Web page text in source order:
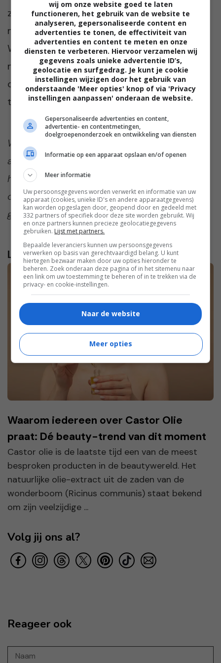
zitten. Zo kan ik uren blijven liggen en ik voel
me daarnaast weer echt als herboren.
Wakker blijven totdat Ward weer thuis is lukt
mij dan meestal niet. Na een lang en
ontspannen bad ben ik klaar om mijn bed in
te gaan en ben ik altijd meteen weg.
Wat zijn dingen die jij leuk vind om te doen
als je een avondje alleen thuis bent? Ik ben
heel benieuwd! Praat met ons mee in de
comments onder dit artikel. Vinden we
gezellig!
Lees verder...
Waarom iedereen over Castor Olie
praat: Dé beauty-trend van dit moment
Castor olie is de laatste tijd een van de meest
besproken producten in de beautywereld. Het
natuurlijke olie-extract uit de zaden van de
wonderboom (Ricinus communis) staat bekend
om zijn veelzijdige ...
Volg jij ons al?
Reageer ook
wij om onze website goed te laten
functioneren, het gebruik van de website te
analyseren, gepersonaliseerde content en
advertenties te tonen, de effectiviteit van
advertenties en content te meten en onze
diensten te verbeteren. Hiervoor verzamelen wij
gegevens zoals unieke advertentie ID’s,
geolocatie en surfgedrag. Je kunt je cookie
instellingen wijzigen door het gebruik van
onderstaande 'Meer opties' knop of via 'Privacy
instellingen aanpassen' onderaan de website.
Gepersonaliseerde advertenties en content,
advertentie- en contentmetingen,
doelgroepenonderzoek en ontwikkeling van diensten
Informatie op een apparaat opslaan en/of openen
Meer informatie
Uw persoonsgegevens worden verwerkt en informatie van uw
apparaat (cookies, unieke ID's en andere apparaatgegevens)
kan worden opgeslagen door, geopend door en gedeeld met
332 partners of specifiek door deze site worden gebruikt. Wij
en onze partners kunnen precieze geolocatiegegevens
gebruiken. Lijst met partners.
Bepaalde leveranciers kunnen uw persoonsgegevens
verwerken op basis van gerechtvaardigd belang. U kunt
hiertegen bezwaar maken door uw opties hieronder te
beheren. Zoek onderaan deze pagina of in het sitemenu naar
een link om uw toestemming te beheren of in te trekken via de
privacy- en cookie-instellingen.
Naar de website
Meer opties